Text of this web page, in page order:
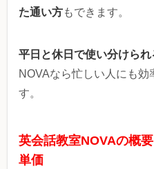
た通い方もできます。
平日と休日で使い分けら
NOVAなら忙しい人にも
す。
英会話教室NOVAの概
単価